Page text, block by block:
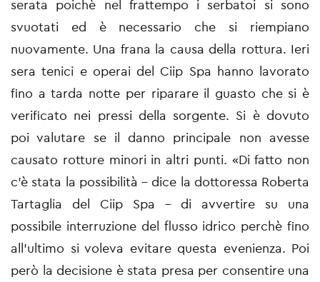
serata poichè nel frattempo i serbatoi si sono
svuotati ed è necessario che si riempiano
nuovamente. Una frana la causa della rottura. Ieri
sera tenici e operai del Ciip Spa hanno lavorato
fino a tarda notte per riparare il guasto che si è
verificato nei pressi della sorgente. Si è dovuto
poi valutare se il danno principale non avesse
causato rotture minori in altri punti. «Di fatto non
c'è stata la possibilità - dice la dottoressa Roberta
Tartaglia del Ciip Spa - di avvertire su una
possibile interruzione del flusso idrico perchè fino
all'ultimo si voleva evitare questa evenienza. Poi
però la decisione è stata presa per consentire una